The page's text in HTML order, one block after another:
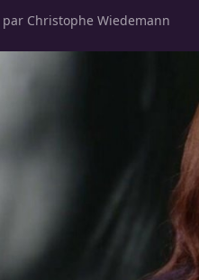
par Christophe Wiedemann